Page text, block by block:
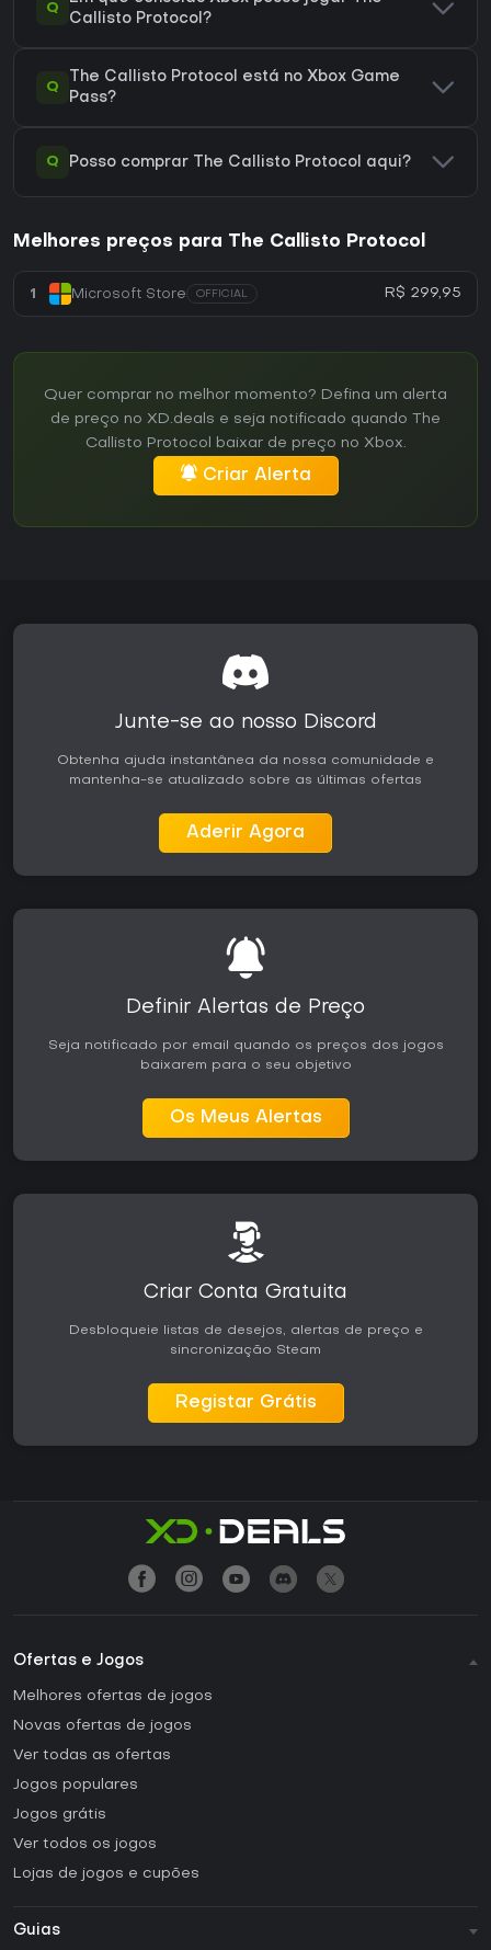
Q
Callisto Protocol?
Q
The Callisto Protocol está no Xbox Game
Pass?
Q Posso comprar The Callisto Protocol aqui?
Melhores preços para The Callisto Protocol
1 Microsoft Store OFFICIAL R$ 299,95
Quer comprar no melhor momento? Defina um alerta
de preço no XD.deals e seja notificado quando The
Callisto Protocol baixar de preço no Xbox.
Criar Alerta
Junte-se ao nosso Discord
Obtenha ajuda instantânea da nossa comunidade e
mantenha-se atualizado sobre as últimas ofertas
Aderir Agora
Definir Alertas de Preço
Seja notificado por email quando os preços dos jogos
baixarem para o seu objetivo
Os Meus Alertas
Criar Conta Gratuita
Desbloqueie listas de desejos, alertas de preço e
sincronização Steam
Registar Grátis
Ofertas e Jogos
Melhores ofertas de jogos
Novas ofertas de jogos
Ver todas as ofertas
Jogos populares
Jogos grátis
Ver todos os jogos
Lojas de jogos e cupões
Guias